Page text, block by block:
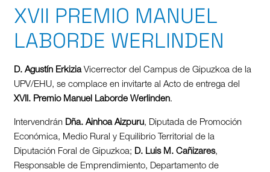
XVII PREMIO MANUEL
LABORDE WERLINDEN
D. Agustín ErkiziaVicerrector del Campus de Gipuzkoa de la
UPV/EHU, se complace en invitarte al Acto de entrega del
XVII. Premio Manuel Laborde Werlinden.
IntervendránDña. Ainhoa Aizpuru, Diputada de Promoción
Económica, Medio Rural y Equilibrio Territorial de la
Diputación Foral de Gipuzkoa; D. Luis M. Cañizares,
Responsable de Emprendimiento, Departamento de